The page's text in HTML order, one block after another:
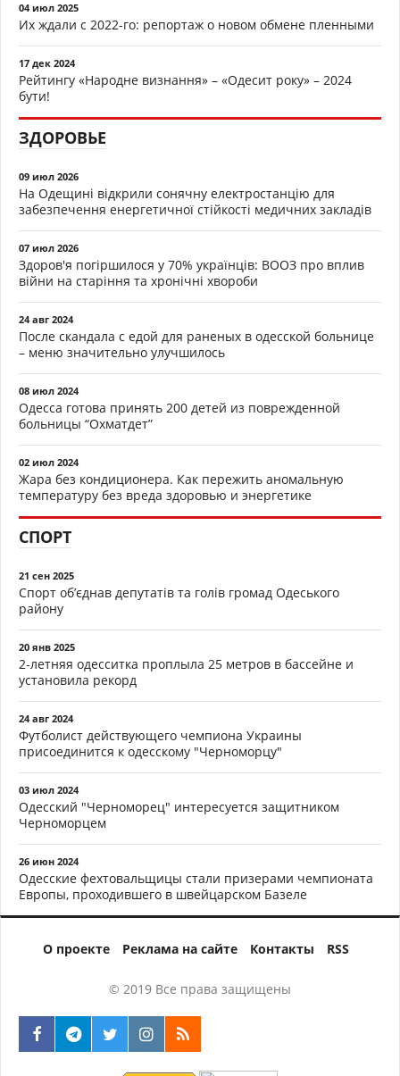
04 июл 2025
Их ждали с 2022-го: репортаж о новом обмене пленными
17 дек 2024
Рейтингу «Народне визнання» – «Одесит року» – 2024
бути!
ЗДОРОВЬЕ
09 июл 2026
На Одещині відкрили сонячну електростанцію для
забезпечення енергетичної стійкості медичних закладів
07 июл 2026
Здоров'я погіршилося у 70% українців: ВООЗ про вплив
війни на старіння та хронічні хвороби
24 авг 2024
После скандала с едой для раненых в одесской больнице
– меню значительно улучшилось
08 июл 2024
Одесса готова принять 200 детей из поврежденной
больницы “Охматдет”
02 июл 2024
Жара без кондиционера. Как пережить аномальную
температуру без вреда здоровью и энергетике
СПОРТ
21 сен 2025
Спорт об’єднав депутатів та голів громад Одеського
району
20 янв 2025
2-летняя одесситка проплыла 25 метров в бассейне и
установила рекорд
24 авг 2024
Футболист действующего чемпиона Украины
присоединится к одесскому "Черноморцу"
03 июл 2024
Одесский "Черноморец" интересуется защитником
Черноморцем
26 июн 2024
Одесские фехтовальщицы стали призерами чемпионата
Европы, проходившего в швейцарском Базеле
О проекте Реклама на сайте Контакты RSS
© 2019 Все права защищены